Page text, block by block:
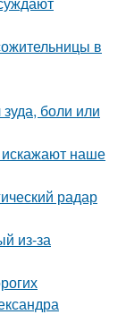
в
боли или
искажают наше
радар
из-за